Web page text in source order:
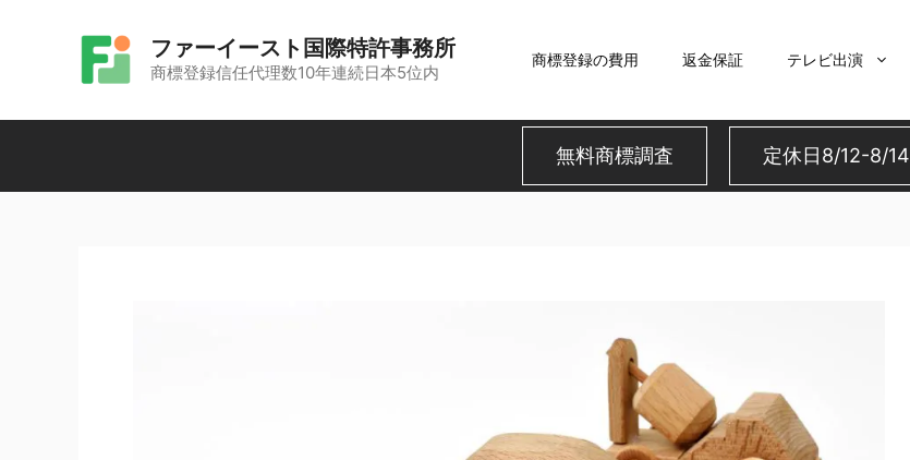
ン
へ
ファーイースト国際特許事務所
商標登録信任代理数10年連続日本5位内
商標登録の費用 返金保証 テレビ出演
無料商標調査 定休日8/12-8/14